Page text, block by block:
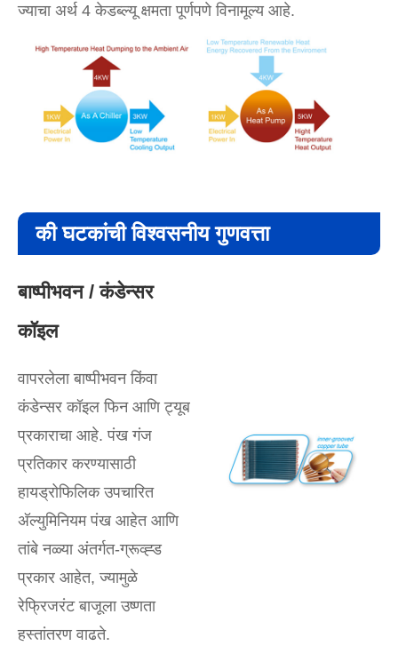
ज्याचा अर्थ 4 केडब्ल्यू क्षमता पूर्णपणे विनामूल्य आहे.
की घटकांची विश्वसनीय गुणवत्ता
बाष्पीभवन / कंडेन्सर
कॉइल
वापरलेला बाष्पीभवन किंवा
कंडेन्सर कॉइल फिन आणि ट्यूब
प्रकाराचा आहे. पंख गंज
प्रतिकार करण्यासाठी
हायड्रोफिलिक उपचारित
अ‍ॅल्युमिनियम पंख आहेत आणि
तांबे नळ्या अंतर्गत-ग्रूव्ह्ड
प्रकार आहेत, ज्यामुळे
रेफ्रिजरंट बाजूला उष्णता
हस्तांतरण वाढते.